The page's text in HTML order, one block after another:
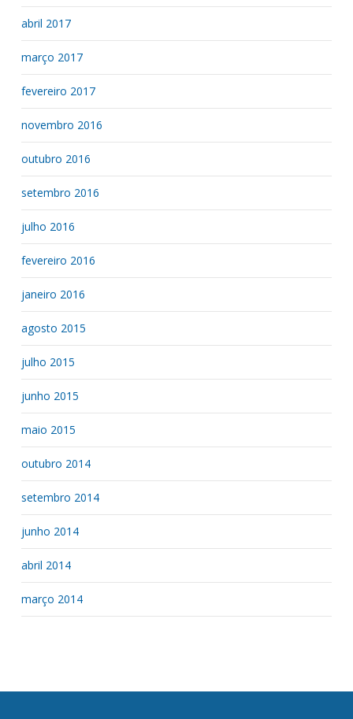
abril 2017
março 2017
fevereiro 2017
novembro 2016
outubro 2016
setembro 2016
julho 2016
fevereiro 2016
janeiro 2016
agosto 2015
julho 2015
junho 2015
maio 2015
outubro 2014
setembro 2014
junho 2014
abril 2014
março 2014